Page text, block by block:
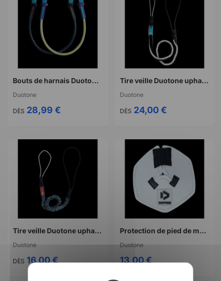
Bouts de harnais Duotone fixor
Duotone
DÈS 28,99 €
Tire veille Duotone uphaul select
Duotone
DÈS 24,00 €
Tire veille Duotone uphaul pro
Duotone
DÈS 16,00 €
Protection de pied de mat Duotone mastbase protector
Duotone
13,00 €